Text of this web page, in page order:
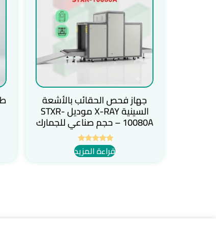
جهاز فحص الحقائب بالأشعة
السينية X-RAY موديل STXR-
10080A – حجم صناعي للجمارك
تم التقييم
5.00
قراءة المزيد